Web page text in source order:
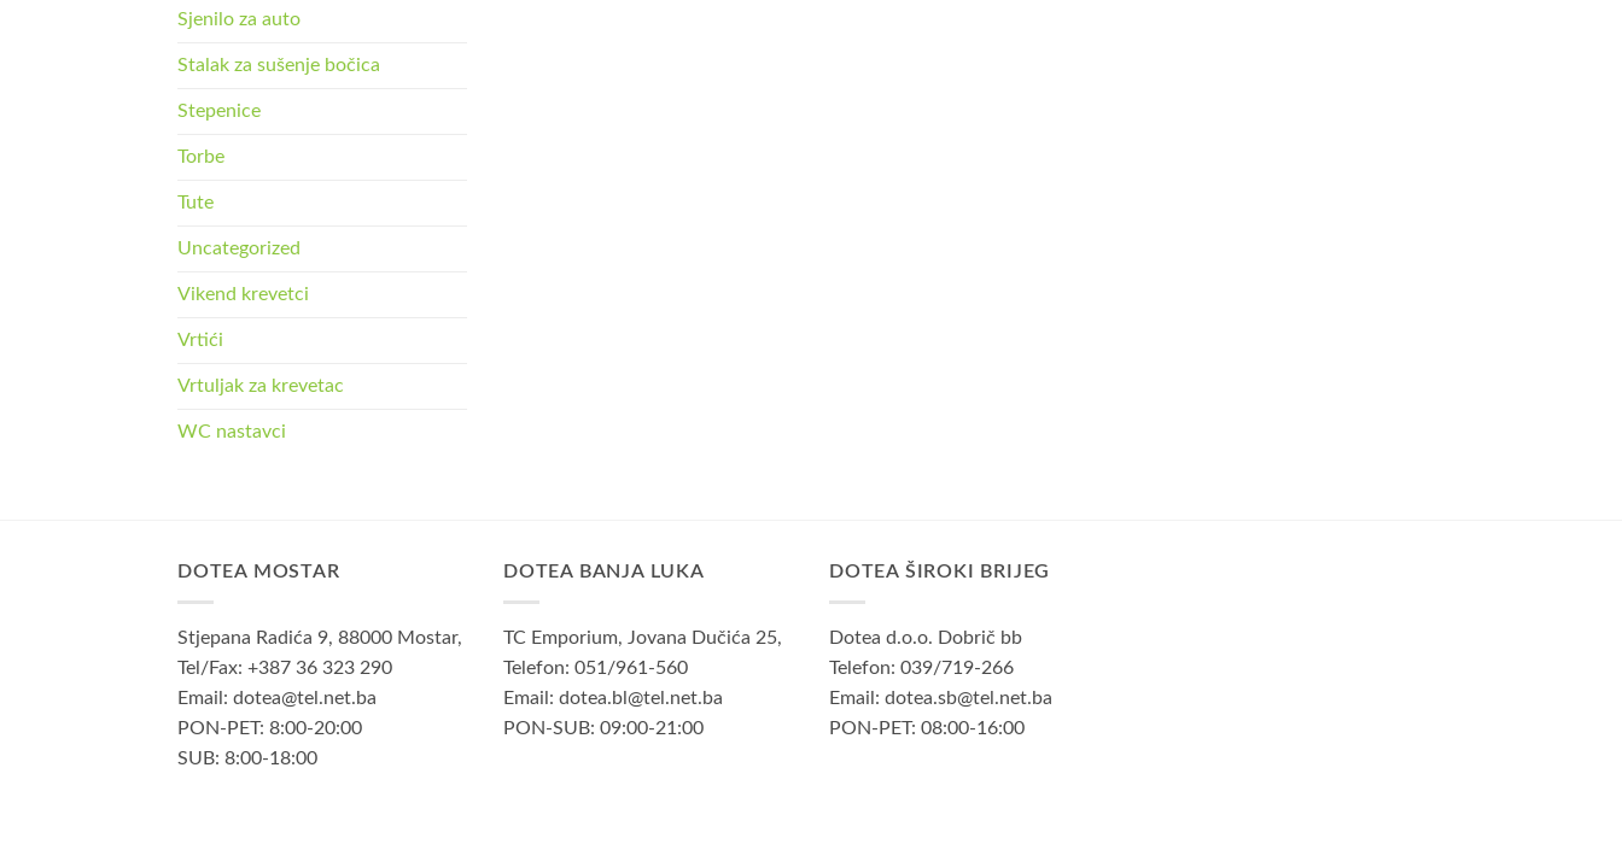
Sjenilo za auto
Stalak za sušenje bočica
Stepenice
Torbe
Tute
Uncategorized
Vikend krevetci
Vrtići
Vrtuljak za krevetac
WC nastavci
DOTEA MOSTAR
Stjepana Radića 9, 88000 Mostar,
Tel/Fax: +387 36 323 290
Email: dotea@tel.net.ba
PON-PET: 8:00-20:00
SUB: 8:00-18:00
DOTEA BANJA LUKA
TC Emporium, Jovana Dučića 25,
Telefon: 051/961-560
Email: dotea.bl@tel.net.ba
PON-SUB: 09:00-21:00
DOTEA ŠIROKI BRIJEG
Dotea d.o.o. Dobrič bb
Telefon: 039/719-266
Email: dotea.sb@tel.net.ba
PON-PET: 08:00-16:00